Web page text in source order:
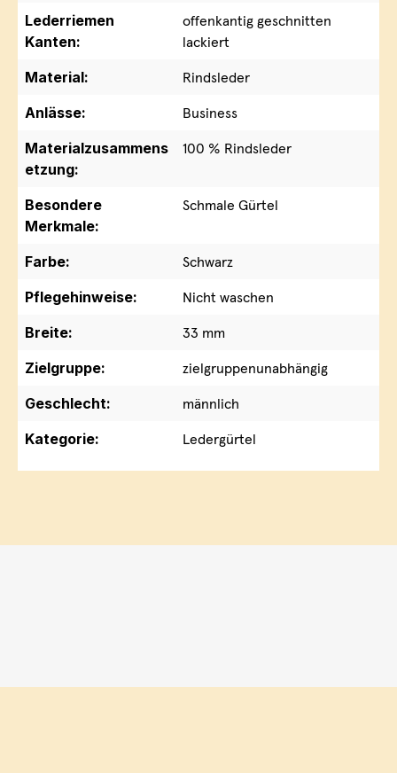
Lederriemen
Kanten:
offenkantig geschnitten
lackiert
Material:
Rindsleder
Anlässe:
Business
Materialzusammens
etzung:
100 % Rindsleder
Besondere
Merkmale:
Schmale Gürtel
Farbe:
Schwarz
Pflegehinweise:
Nicht waschen
Breite:
33 mm
Zielgruppe:
zielgruppenunabhängig
Geschlecht:
männlich
Kategorie:
Ledergürtel